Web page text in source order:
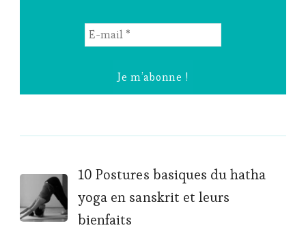
*
Post
Navigation
10 Postures basiques du hatha
yoga en sanskrit et leurs
bienfaits